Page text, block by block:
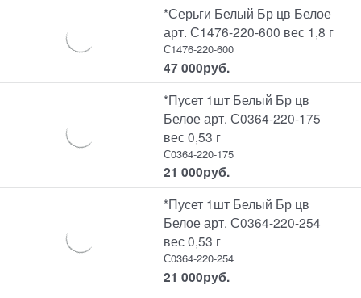
*Серьги Белый Бр цв Белое
арт. С1476-220-600 вес 1,8 г
С1476-220-600
47 000руб.
*Пусет 1шт Белый Бр цв
Белое арт. С0364-220-175
вес 0,53 г
С0364-220-175
21 000руб.
*Пусет 1шт Белый Бр цв
Белое арт. С0364-220-254
вес 0,53 г
С0364-220-254
21 000руб.